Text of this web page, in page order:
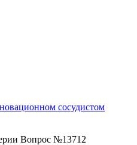
сосудистом
Вопрос №13712